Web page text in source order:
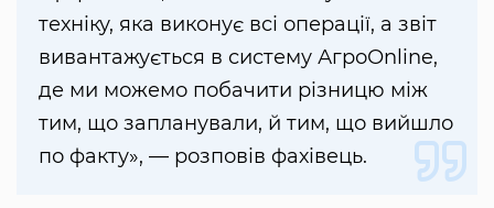
техніку, яка виконує всі операції, а звіт
вивантажується в систему АгроОnline,
де ми можемо побачити різницю між
тим, що запланували, й тим, що вийшло
по факту», — розповів фахівець.